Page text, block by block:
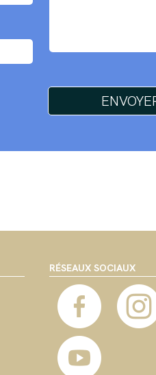
RÉSEAUX SOCIAUX